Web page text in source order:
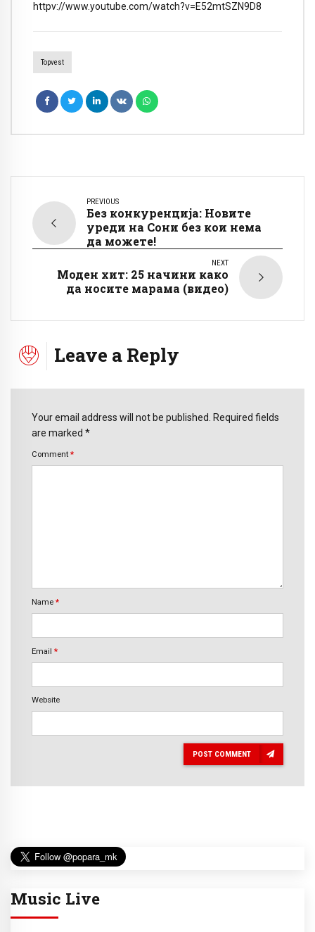
httpv://www.youtube.com/watch?v=E52mtSZN9D8
Topvest
PREVIOUS
Без конкуренција: Новите
уреди на Сони без кои нема
да можете!
NEXT
Моден хит: 25 начини како
да носите марама (видео)
Leave a Reply
Your email address will not be published. Required fields
are marked *
Comment *
Name *
Email *
Website
POST COMMENT
Music Live